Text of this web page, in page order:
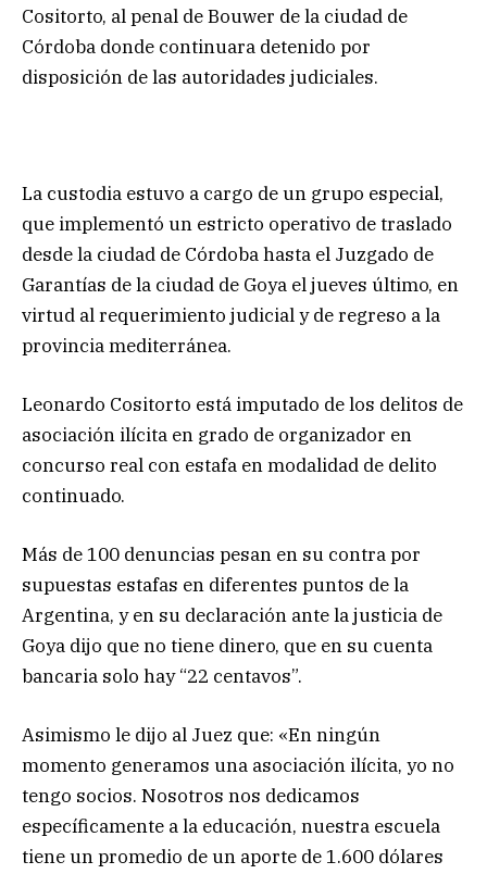
Cositorto, al penal de Bouwer de la ciudad de
Córdoba donde continuara detenido por
disposición de las autoridades judiciales.
La custodia estuvo a cargo de un grupo especial,
que implementó un estricto operativo de traslado
desde la ciudad de Córdoba hasta el Juzgado de
Garantías de la ciudad de Goya el jueves último, en
virtud al requerimiento judicial y de regreso a la
provincia mediterránea.
Leonardo Cositorto está imputado de los delitos de
asociación ilícita en grado de organizador en
concurso real con estafa en modalidad de delito
continuado.
Más de 100 denuncias pesan en su contra por
supuestas estafas en diferentes puntos de la
Argentina, y en su declaración ante la justicia de
Goya dijo que no tiene dinero, que en su cuenta
bancaria solo hay “22 centavos”.
Asimismo le dijo al Juez que: «En ningún
momento generamos una asociación ilícita, yo no
tengo socios. Nosotros nos dedicamos
específicamente a la educación, nuestra escuela
tiene un promedio de un aporte de 1.600 dólares